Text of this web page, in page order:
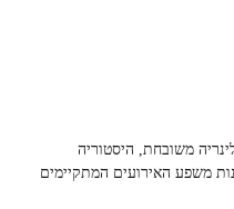
משובחת, היסטוריה
משפע האירועים המתקיימים